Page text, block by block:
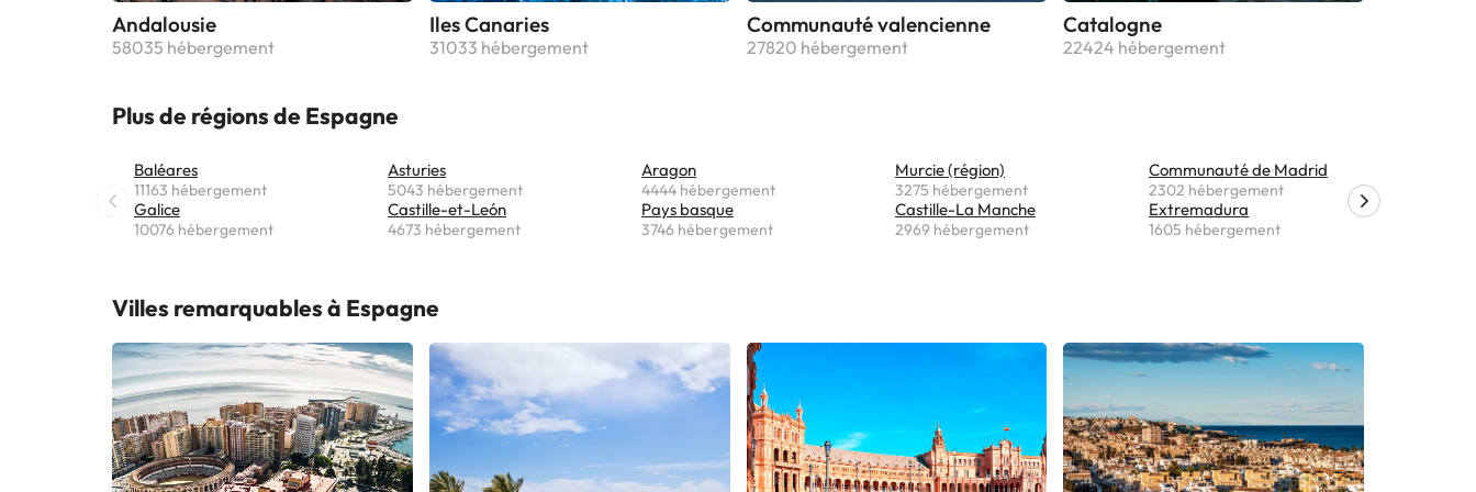
Andalousie
58035 hébergement
Iles Canaries
31033 hébergement
Communauté valencienne
27820 hébergement
Catalogne
22424 hébergement
Plus de régions de Espagne
Baléares
11163 hébergement
Galice
10076 hébergement
Asturies
5043 hébergement
Castille-et-León
4673 hébergement
Aragon
4444 hébergement
Pays basque
3746 hébergement
Murcie (région)
3275 hébergement
Castille-La Manche
2969 hébergement
Communauté de Madrid
2302 hébergement
Extremadura
1605 hébergement
Villes remarquables à Espagne